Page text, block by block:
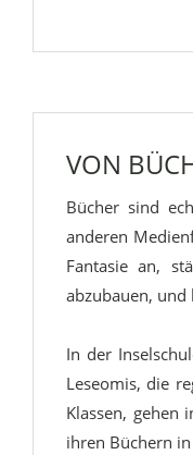
VON
Bücher sind
anderen
Fantasie an,
abzubauen, und
In der
Leseomis, die
Klassen,
ihren Büchern